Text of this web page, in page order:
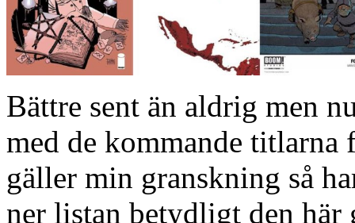
Bättre sent än aldrig men
med de kommande
gäller min granskning så
ner listan betydligt den här